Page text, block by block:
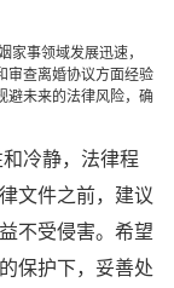
家事领域发展迅速，
审查离婚协议方面经验
避未来的法律风险，确
冷静，法律程
文件之前，建议
不受侵害。希望
保护下，妥善处